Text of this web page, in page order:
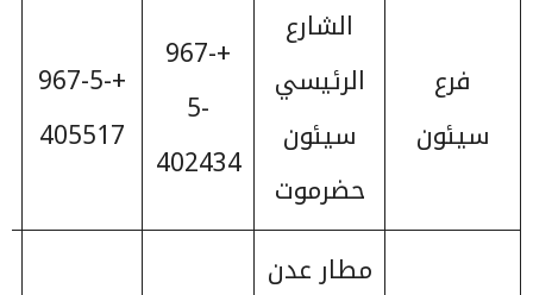
فرع
سيئون
الشارع
الرئيسي
سيئون
حضرموت
+967-
5-
402434
+967-5-
405517
مطار عدن